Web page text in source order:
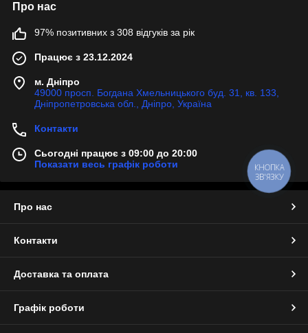
Про нас
97% позитивних з 308 відгуків за рік
Працює з 23.12.2024
м. Дніпро
49000 просп. Богдана Хмельницького буд. 31, кв. 133,
Дніпропетровська обл., Дніпро, Україна
Контакти
Сьогодні працює з 09:00 до 20:00
Показати весь графік роботи
Про нас
Контакти
Доставка та оплата
Графік роботи
КНОПКА
ЗВ'ЯЗКУ